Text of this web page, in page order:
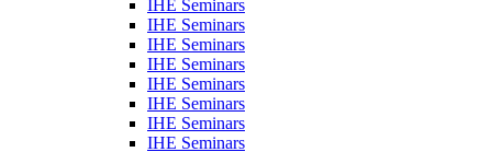
IHE Seminars
IHE Seminars
IHE Seminars
IHE Seminars
IHE Seminars
IHE Seminars
IHE Seminars
IHE Seminars